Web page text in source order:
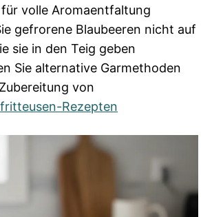
volle Aromaentfaltung
gefrorene Blaubeeren nicht auf
sie in den Teig geben
Sie alternative Garmethoden
von
Rezepten